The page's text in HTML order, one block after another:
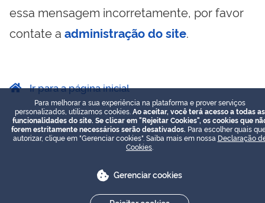
essa mensagem incorretamente, por favor
contate a administração do site.
Ir para a página inicial
Para melhorar a sua experiência na plataforma e prover serviços
personalizados, utilizamos cookies. Ao aceitar, você terá acesso a todas as
funcionalidades do site. Se clicar em "Rejeitar Cookies", os cookies que
forem estritamente necessários serão desativados. Para escolher quais
autorizar, clique em "Gerenciar cookies". Saiba mais em nossa Declaração
Cookies
Gerenciar cookies